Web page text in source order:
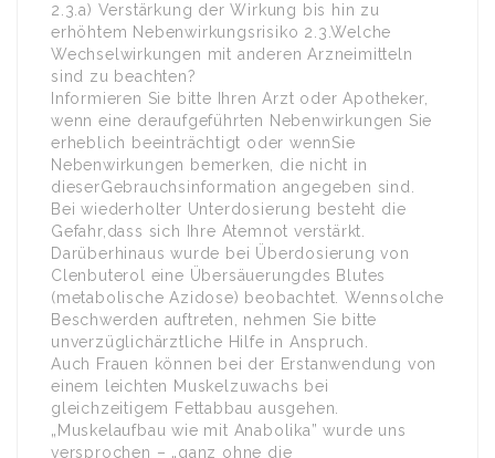
2.3.a) Verstärkung der Wirkung bis hin zu
erhöhtem Nebenwirkungsrisiko 2.3.Welche
Wechselwirkungen mit anderen Arzneimitteln
sind zu beachten?
Informieren Sie bitte Ihren Arzt oder Apotheker,
wenn eine deraufgeführten Nebenwirkungen Sie
erheblich beeinträchtigt oder wennSie
Nebenwirkungen bemerken, die nicht in
dieserGebrauchsinformation angegeben sind.
Bei wiederholter Unterdosierung besteht die
Gefahr,dass sich Ihre Atemnot verstärkt.
Darüberhinaus wurde bei Überdosierung von
Clenbuterol eine Übersäuerungdes Blutes
(metabolische Azidose) beobachtet. Wennsolche
Beschwerden auftreten, nehmen Sie bitte
unverzüglichärztliche Hilfe in Anspruch.
Auch Frauen können bei der Erstanwendung von
einem leichten Muskelzuwachs bei
gleichzeitigem Fettabbau ausgehen.
„Muskelaufbau wie mit Anabolika” wurde uns
versprochen – „ganz ohne die